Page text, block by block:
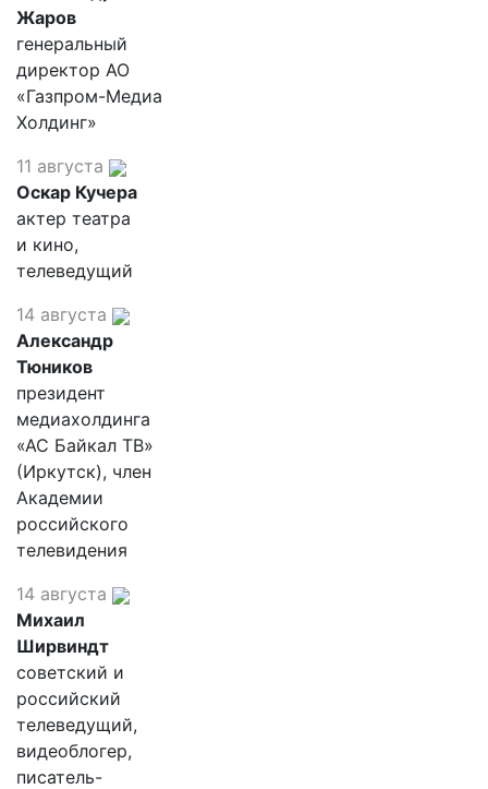
Жаров
генеральный
директор АО
«Газпром-Медиа
Холдинг»
11 августа
Оскар Кучера
актер театра
и кино,
телеведущий
14 августа
Александр
Тюников
президент
медиахолдинга
«АС Байкал ТВ»
(Иркутск), член
Академии
российского
телевидения
14 августа
Михаил
Ширвиндт
советский и
российский
телеведущий,
видеоблогер,
писатель-